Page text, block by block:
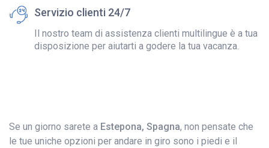
Servizio clienti 24/7
Il nostro team di assistenza clienti multilingue è a tua
disposizione per aiutarti a godere la tua vacanza.
Se un giorno sarete a Estepona, Spagna, non pensate che
le tue uniche opzioni per andare in giro sono i piedi e il